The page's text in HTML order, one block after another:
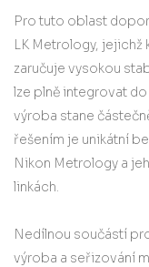
Pro tuto oblast
LK Metrology, jejichž
zaručuje vysokou
lze plně integrovat
výroba stane
řešením je unikátní
Nikon Metrology a
linkách.
Nedílnou součástí
výroba a seřizování